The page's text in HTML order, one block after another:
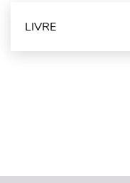
LIVRE